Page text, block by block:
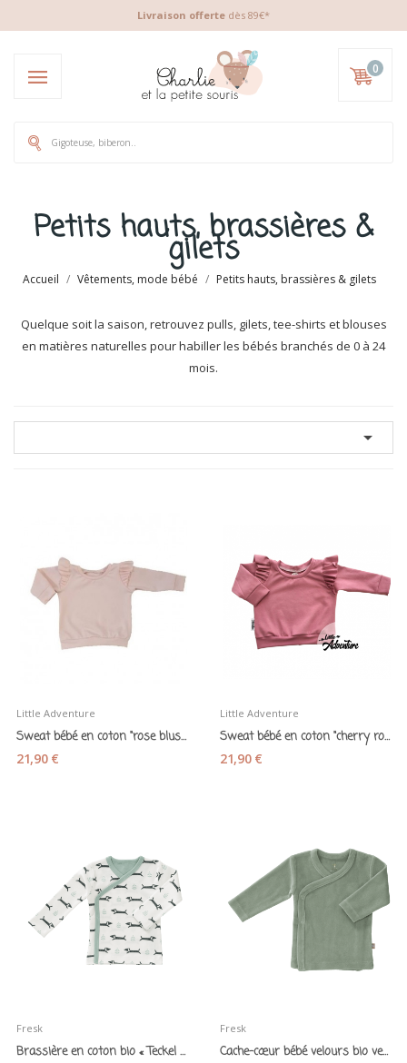
Livraison offerte dès 89€*
0
Petits hauts, brassières &
gilets
Accueil Vêtements, mode bébé Petits hauts, brassières & gilets
Quelque soit la saison, retrouvez pulls, gilets, tee-shirts et blouses
en matières naturelles pour habiller les bébés branchés de 0 à 24
mois.

Little Adventure
Sweat bébé en coton "rose blush" - Little...
21,90 €
Little Adventure
Sweat bébé en coton "cherry rose" - Little...
21,90 €
Fresk
Brassière en coton bio « Teckel » - Fresk
Fresk
Cache-cœur bébé velours bio vert forêt - Fresk